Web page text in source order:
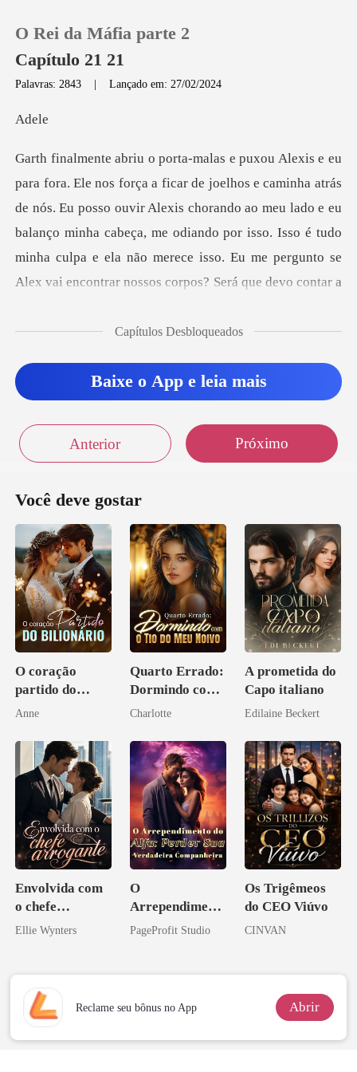
Loja
Histórico
Sair
O Rei da Máfia parte 2
Capítulo 21 21
Palavras: 2843 |Lançado em: 27/02/2024
d
rás
de nós. Eu posso ouvir Alexis chorando ao meu lado e eu
balanço minha cabeça, me odiando por isso. Isso é tud
Capítulos Desbloqueados
Baixe o App e leia mais
Anterior Próximo
Você deve gostar
O coração
partido do
bilionário
Anne
Quarto Errado:
Dormindo com
o Tio do Meu
Charlotte
A prometida do
Capo italiano
Edilaine Beckert
Envolvida com
o chefe
arrogante
Ellie Wynters
O
Arrependiment
o do Alfa:
Companheira
PageProfit Studio
Os Trigêmeos
do CEO Viúvo
CINVAN
Reclame seu bônus no App Abrir